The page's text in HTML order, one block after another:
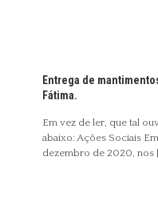
Entrega de
Fátima.
Em vez de ler, que tal
abaixo: Ações Sociais
dezembro de 2020, nos